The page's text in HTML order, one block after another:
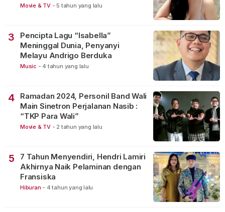
Movie & TV - 5 tahun yang lalu
3
Pencipta Lagu “Isabella”
Meninggal Dunia, Penyanyi
Melayu Andrigo Berduka
Music - 4 tahun yang lalu
4
Ramadan 2024, Personil Band Wali
Main Sinetron Perjalanan Nasib :
“TKP Para Wali”
Movie & TV - 2 tahun yang lalu
5
7 Tahun Menyendiri, Hendri Lamiri
Akhirnya Naik Pelaminan dengan
Fransiska
Hiburan - 4 tahun yang lalu